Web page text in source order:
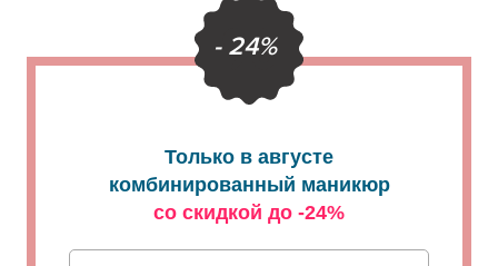
- 24%
Только в августе
комбинированный маникюр
со скидкой до -24%